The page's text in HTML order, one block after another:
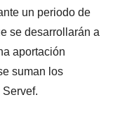
un periodo de
se desarrollarán a
aportación
suman los